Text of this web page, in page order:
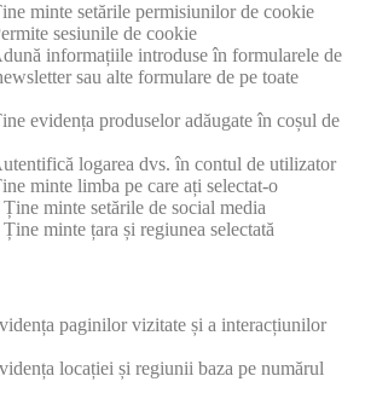
minte setările permisiunilor de cookie
sesiunile de cookie
informațiile introduse în formularele de
sau alte formulare de pe toate
evidența produselor adăugate în coșul de
logarea dvs. în contul de utilizator
minte limba pe care ați selectat-o
minte setările de social media
minte țara și regiunea selectată
paginilor vizitate și a interacțiunilor
locației și regiunii baza pe numărul